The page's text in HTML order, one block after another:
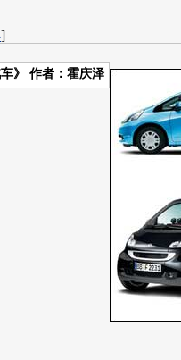
]
》 作者：霍庆泽